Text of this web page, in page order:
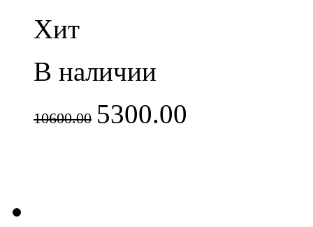
Хит
В наличии
10600.00 5300.00